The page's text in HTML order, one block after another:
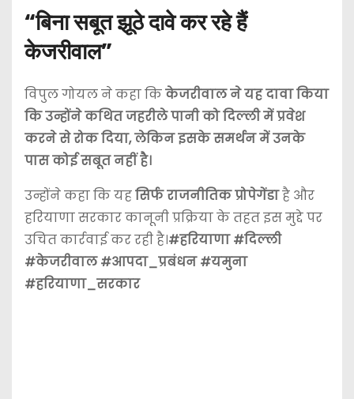
“बिना सबूत झूठे दावे कर रहे हैं
केजरीवाल”
विपुल गोयल ने कहा किकेजरीवाल ने यह दावा किया
कि उन्होंने कथित जहरीले पानी को दिल्ली में प्रवेश
करने से रोक दिया, लेकिन इसके समर्थन में उनके
पास कोई सबूत नहीं है।
उन्होंने कहा कि यहसिर्फ राजनीतिक प्रोपेगेंडाहै और
हरियाणा सरकार कानूनी प्रक्रिया के तहत इस मुद्दे पर
उचित कार्रवाई कर रही है।#हरियाणा #दिल्ली
#केजरीवाल #आपदा_प्रबंधन #यमुना
#हरियाणा_सरकार